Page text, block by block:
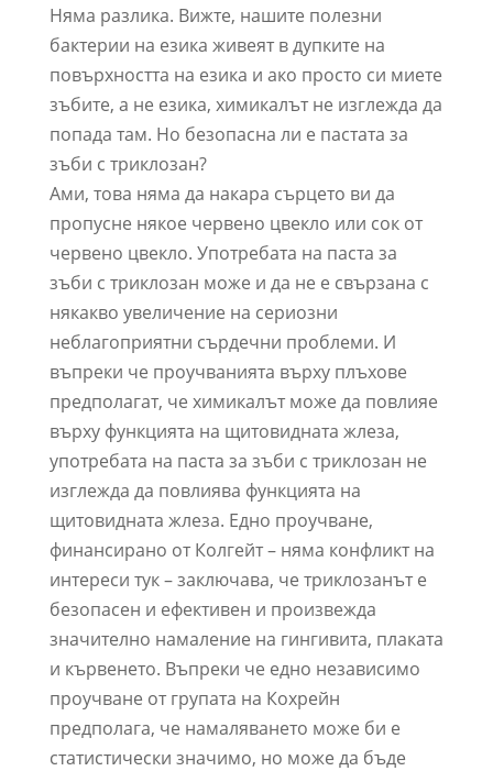
Няма разлика. Вижте, нашите полезни
бактерии на езика живеят в дупките на
повърхността на езика и ако просто си миете
зъбите, а не езика, химикалът не изглежда да
попада там. Но безопасна ли е пастата за
зъби с триклозан?
Ами, това няма да накара сърцето ви да
пропусне някое червено цвекло или сок от
червено цвекло. Употребата на паста за
зъби с триклозан може и да не е свързана с
някакво увеличение на сериозни
неблагоприятни сърдечни проблеми. И
въпреки че проучванията върху плъхове
предполагат, че химикалът може да повлияе
върху функцията на щитовидната жлеза,
употребата на паста за зъби с триклозан не
изглежда да повлиява функцията на
щитовидната жлеза. Едно проучване,
финансирано от Колгейт – няма конфликт на
интереси тук – заключава, че триклозанът е
безопасен и ефективен и произвежда
значително намаление на гингивита, плаката
и кървенето. Въпреки че едно независимо
проучване от групата на Кохрейн
предполага, че намаляването може би е
статистически значимо, но може да бъде